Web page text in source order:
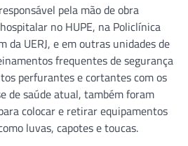
pela mão de obra
no HUPE, na Policlínica
da UERJ, e em outras unidades de
frequentes de segurança
perfurantes e cortantes com os
de saúde atual, também foram
colocar e retirar equipamentos
luvas, capotes e toucas.